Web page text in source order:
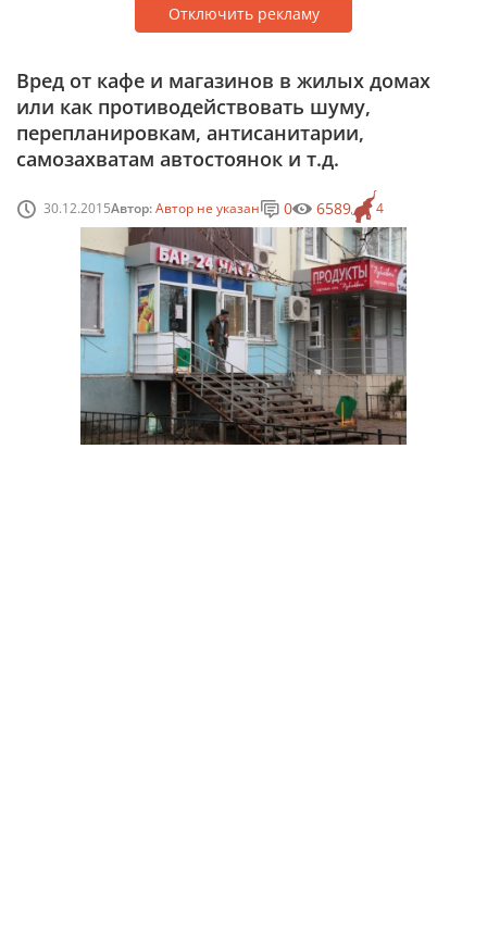
Отключить рекламу
Вред от кафе и магазинов в жилых домах
или как противодействовать шуму,
перепланировкам, антисанитарии,
самозахватам автостоянок и т.д.
30.12.2015Автор:Автор не указан 4
0 6589